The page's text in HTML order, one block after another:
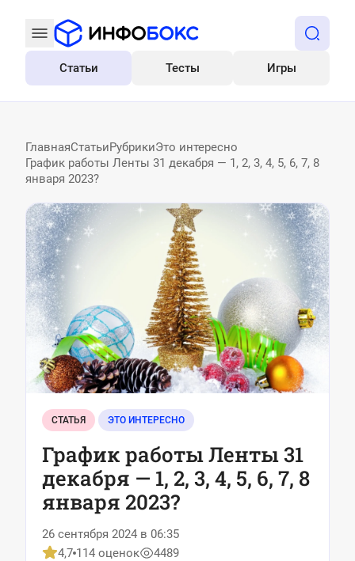
Все
Статьи Тесты Игры
ГлавнаяСтатьиРубрикиЭто интересно
График работы Ленты 31 декабря — 1, 2, 3, 4, 5, 6, 7, 8
января 2023?
СТАТЬЯ ЭТО ИНТЕРЕСНО
График работы Ленты 31
декабря — 1, 2, 3, 4, 5, 6, 7, 8
января 2023?
26 сентября 2024 в 06:35
4,7 114 оценок
4489